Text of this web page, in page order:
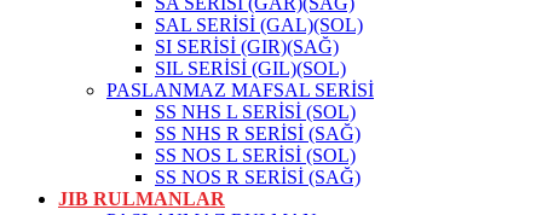
SAL SERİSİ (GAL)(SOL)
SI SERİSİ (GIR)(SAĞ)
SIL SERİSİ (GIL)(SOL)
PASLANMAZ MAFSAL SERİSİ
SS NHS L SERİSİ (SOL)
SS NHS R SERİSİ (SAĞ)
SS NOS L SERİSİ (SOL)
SS NOS R SERİSİ (SAĞ)
JIB RULMANLAR